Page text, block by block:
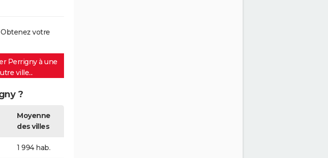
votre
Perrigny à une
ville...
?
Moyenne
des villes
1 994 hab.